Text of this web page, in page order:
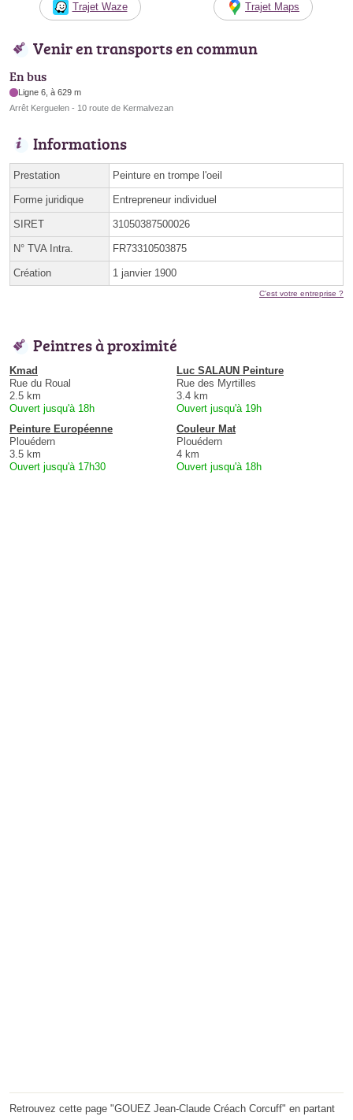
Trajet Waze Trajet Maps
Venir en transports en commun
En bus
Ligne 6, à 629 m
Arrêt Kerguelen - 10 route de Kermalvezan
Informations
Prestation Peinture en trompe l'oeil
Forme juridique Entrepreneur individuel
SIRET 31050387500026
N° TVA Intra. FR73310503875
Création 1 janvier 1900
C'est votre entreprise ?
Peintres à proximité
Kmad
Rue du Roual
2.5 km
Ouvert jusqu'à 18h
Luc SALAUN Peinture
Rue des Myrtilles
3.4 km
Ouvert jusqu'à 19h
Peinture Européenne
Plouédern
3.5 km
Ouvert jusqu'à 17h30
Couleur Mat
Plouédern
4 km
Ouvert jusqu'à 18h
Retrouvez cette page "GOUEZ Jean-Claude Créach Corcuff" en partant